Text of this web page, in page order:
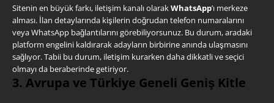
Sitenin en büyük farkı, iletişim kanalı olarakWhatsApp’ı merkeze
alması. İlan detaylarında kişilerin doğrudan telefon numaralarını
veya WhatsApp bağlantılarını görebiliyorsunuz. Bu durum, aradaki
platform engelini kaldırarak adayların birbirine anında ulaşmasını
sağlıyor. Tabii bu durum, iletişim kurarken daha dikkatli ve seçici
olmayı da beraberinde getiriyor.
3. Avrupa ve Türkiye Geneli Geniş Kitle